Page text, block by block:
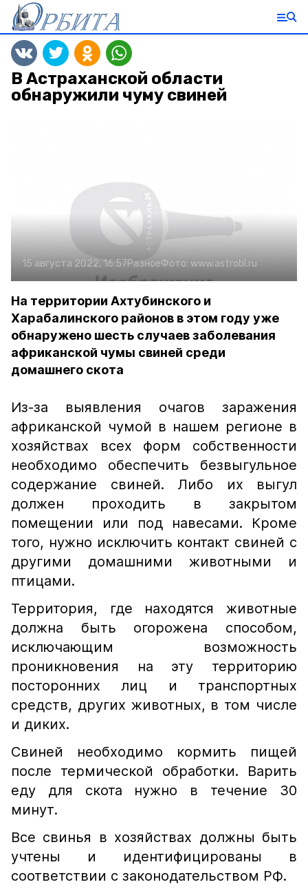
В Астраханской области
обнаружили чуму свиней
15 августа 2022, 16:57РазноеФото: www.astrobl.ru
На территории Ахтубинского и
Харабалинского районов в этом году уже
обнаружено шесть случаев заболевания
африканской чумы свиней среди
домашнего скота
Из-за выявления очагов заражения
африканской чумой в нашем регионе в
хозяйствах всех форм собственности
необходимо обеспечить безвыгульное
содержание свиней. Либо их выгул
должен проходить в закрытом
помещении или под навесами. Кроме
того, нужно исключить контакт свиней с
другими домашними животными и
птицами.
Территория, где находятся животные
должна быть огорожена способом,
исключающим возможность
проникновения на эту территорию
посторонних лиц и транспортных
средств, других животных, в том числе
и диких.
Свиней необходимо кормить пищей
после термической обработки. Варить
еду для скота нужно в течение 30
минут.
Все свинья в хозяйствах должны быть
учтены и идентифицированы в
соответствии с законодательством РФ.